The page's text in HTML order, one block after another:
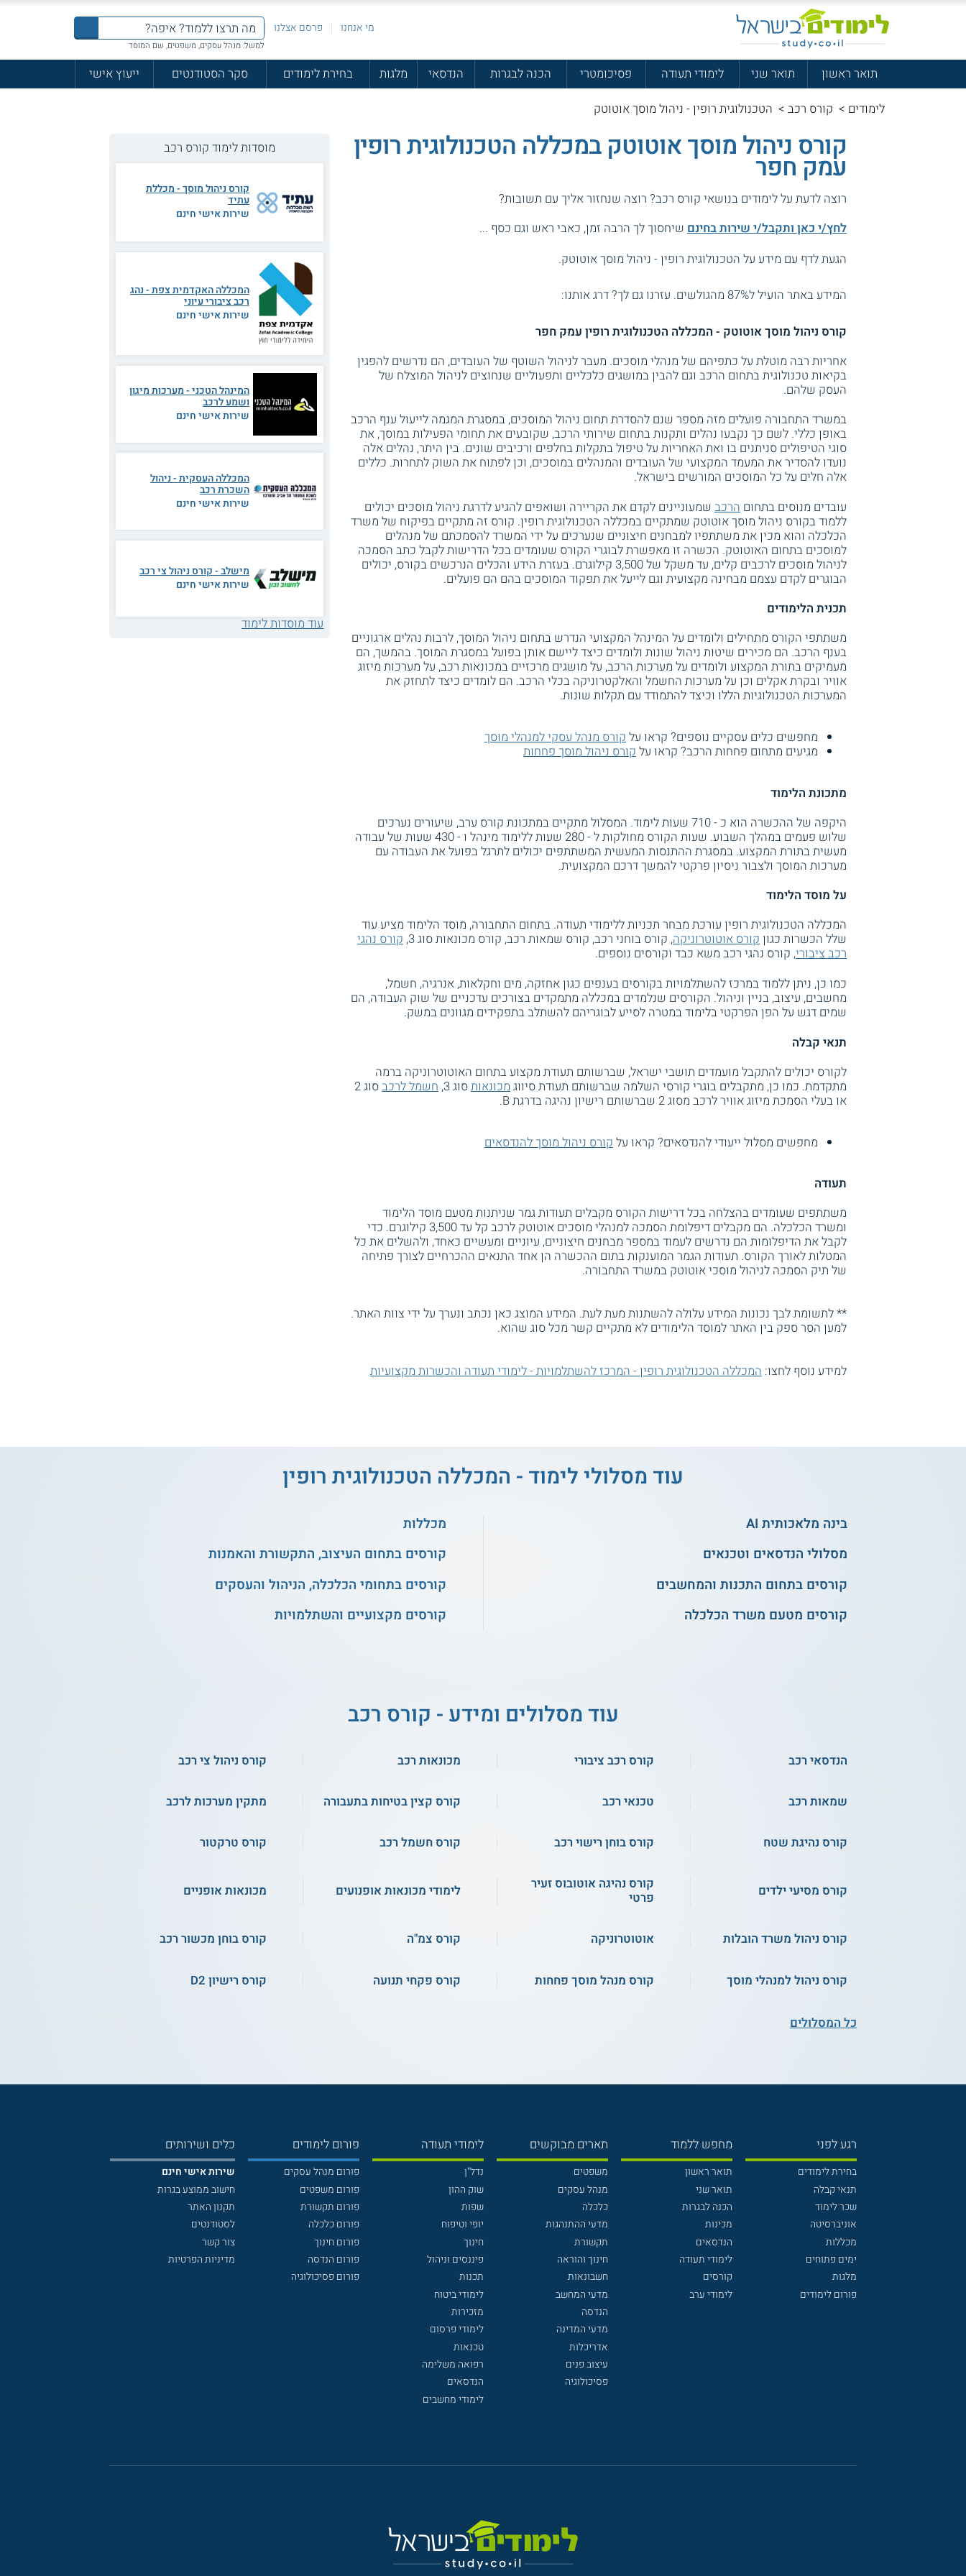
מי אנחנו פרסם אצלנו
למשל: מנהל עסקים, משפטים, שם המוסד
תואר ראשון תואר שני לימודי תעודה פסיכומטרי הכנה לבגרות הנדסאי מלגות בחירת לימודים סקר הסטודנטים
ייעוץ אישי
לימודים > קורס רכב > הטכנולוגית רופין - ניהול מוסך אוטוטק
קורס ניהול מוסך אוטוטק במכללה הטכנולוגית רופין
עמק חפר
רוצה לדעת על לימודים בנושאי קורס רכב? רוצה שנחזור אליך עם תשובות?
לחץ/י כאן ותקבל/י שירות בחינם שיחסוך לך הרבה זמן, כאבי ראש וגם כסף ...
הגעת לדף עם מידע על הטכנולוגית רופין - ניהול מוסך אוטוטק.
המידע באתר הועיל ל87% מהגולשים.
עזרנו גם לך? דרג אותנו:
קורס ניהול מוסך אוטוטק - המכללה הטכנולוגית רופין עמק חפר
אחריות רבה מוטלת על כתפיהם של מנהלי מוסכים. מעבר לניהול השוטף של העובדים, הם נדרשים להפגין
בקיאות טכנולוגית בתחום הרכב וגם להבין במושגים כלכליים ותפעוליים שנחוצים לניהול המוצלח של
העסק שלהם.
במשרד התחבורה פועלים מזה מספר שנם להסדרת תחום ניהול המוסכים, במסגרת המגמה לייעול ענף הרכב
באופן כללי. לשם כך נקבעו נהלים ותקנות בתחום שירותי הרכב, שקובעים את תחומי הפעילות במוסך, את
סוגי הטיפולים סניתנים בו ואת האחריות על טיפול בתקלות בחלפים ורכיבים שונים. בין היתר, נהלים אלה
נועדו להסדיר את המעמד המקצועי של העובדים והמנהלים במוסכים, וכן לפתוח את השוק לתחרות. כללים
אלה חלים על כל המוסכים המורשים בישראל.
עובדים מנוסים בתחום הרכב שמעוניינים לקדם את הקריירה ושואפים להגיע לדרגת ניהול מוסכים יכולים
ללמוד בקורס ניהול מוסך אוטוטק שמתקיים במכללה הטכנולוגית רופין. קורס זה מתקיים בפיקוח של משרד
הכלכלה והוא מכין את משתתפיו למבחנים חיצוניים שנערכים על ידי המשרד להסמכתם של מנהלים
למוסכים בתחום האוטוטק. הכשרה זו מאפשרת לבוגרי הקורס שעומדים בכל הדרישות לקבל כתב הסמכה
לניהול מוסכים לרכבים קלים, עד משקל של 3,500 קילוגרם. בעזרת הידע והכלים הנרכשים בקורס, יכולים
הבוגרים לקדם עצמם מבחינה מקצועית וגם לייעל את תפקוד המוסכים בהם הם פועלים.
תכנית הלימודים
משתתפי הקורס מתחילים ולומדים על המינהל המקצועי הנדרש בתחום ניהול המוסך, לרבות נהלים ארגוניים
בענף הרכב. הם מכירים שיטות ניהול שונות ולומדים כיצד ליישם אותן בפועל במסגרת המוסך. בהמשך, הם
מעמיקים בתורת המקצוע ולומדים על מערכות הרכב, על מושגים מרכזיים במכונאות רכב, על מערכות מיזוג
אוויר ובקרת אקלים וכן על מערכות החשמל והאלקטרוניקה בכלי הרכב. הם לומדים כיצד לתחזק את
המערכות הטכנולוגיות הללו וכיצד להתמודד עם תקלות שונות.
מחפשים כלים עסקיים נוספים? קראו עלקורס מנהל עסקי למנהלי מוסך
מגיעים מתחום פחחות הרכב? קראו עלקורס ניהול מוסך פחחות
מתכונת הלימוד
היקפה של ההכשרה הוא כ - 710 שעות לימוד. המסלול מתקיים במתכונת קורס ערב, שיעורים נערכים
שלוש פעמים במהלך השבוע. שעות הקורס מחולקות ל - 280 שעות ללימוד מינהל ו - 430 שעות של עבודה
מעשית בתורת המקצוע. במסגרת ההתנסות המעשית המשתתפים יכולים לתרגל בפועל את העבודה עם
מערכות המוסך ולצבור ניסיון פרקטי להמשך דרכם המקצועית.
על מוסד הלימוד
המכללה הטכנולוגית רופין עורכת מבחר תכניות ללימודי תעודה. בתחום התחבורה, מוסד הלימוד מציע עוד
שלל הכשרות כגון קורס אוטוטרוניקה, קורס בוחני רכב, קורס שמאות רכב, קורס מכונאות סוג 3,
קורס נהגי
רכב ציבורי, קורס נהגי רכב משא כבד וקורסים נוספים.
כמו כן, ניתן ללמוד במרכז להשתלמויות בקורסים בענפים כגון אחזקה, מים וחקלאות, אנרגיה, חשמל,
מחשבים, עיצוב, בניין וניהול. הקורסים שנלמדים במכללה מתמקדים בצורכים עדכניים של שוק העבודה, הם
שמים דגש על הפן הפרקטי בלימוד במטרה לסייע לבוגריהם להשתלב בתפקידים מגוונים במשק.
תנאי קבלה
לקורס יכולים להתקבל מועמדים תושבי ישראל, שברשותם תעודת מקצוע בתחום האוטוטרוניקה ברמה
מתקדמת. כמו כן, מתקבלים בוגרי קורסי השלמה שברשותם תעודת סיווג מכונאותסוג 3, חשמל לרכב
סוג 2
או בעלי הסמכת מיזוג אוויר לרכב מסוג 2 שברשותם רישיון נהיגה בדרגת B.
מחפשים מסלול ייעודי להנדסאים? קראו על קורס ניהול מוסך להנדסאים
תעודה
משתתפים שעומדים בהצלחה בכל דרישות הקורס מקבלים תעודות גמר שניתנות מטעם מוסד הלימוד
ומשרד הכלכלה. הם מקבלים דיפלומת הסמכה למנהלי מוסכים אוטוטק לרכב קל עד 3,500 קילוגרם. כדי
לקבל את הדיפלומות הם נדרשים לעמוד במספר מבחנים חיצוניים, עיוניים ומעשיים כאחד, ולהשלים את כל
המטלות לאורך הקורס. תעודות הגמר המוענקות בתום ההכשרה הן אחד התנאים ההכרחיים לצורך פתיחה
של תיק הסמכה לניהול מוסכי אוטוטק במשרד התחבורה.
** לתשומת לבך נכונות המידע עלולה להשתנות מעת לעת. המידע המוצג כאן נכתב ונערך על ידי צוות האתר.
למען הסר ספק בין האתר למוסד הלימודים לא מתקיים קשר מכל סוג שהוא.
למידע נוסף לחצו: המכללה הטכנולוגית רופין - המרכז להשתלמויות - לימודי תעודה והכשרות מקצועיות
מוסדות לימוד קורס רכב
קורס ניהול מוסך - מכללת
עתיד
שירות אישי חינם
המכללה האקדמית צפת - נהג
רכב ציבורי עיוני
שירות אישי חינם
המינהל הטכני - מערכות מיגון
ושמע לרכב
שירות אישי חינם
המכללה העסקית - ניהול
השכרת רכב
שירות אישי חינם
מישלב - קורס ניהול צי רכב
שירות אישי חינם
עוד מוסדות לימוד
עוד מסלולי לימוד - המכללה הטכנולוגית רופין
בינה מלאכותית AI
מסלולי הנדסאים וטכנאים
קורסים בתחום התכנות והמחשבים
קורסים מטעם משרד הכלכלה
מכללות
קורסים בתחום העיצוב, התקשורת והאמנות
קורסים בתחומי הכלכלה, הניהול והעסקים
קורסים מקצועיים והשתלמויות
עוד מסלולים ומידע - קורס רכב
הנדסאי רכב קורס רכב ציבורי מכונאות רכב קורס ניהול צי רכב
שמאות רכב טכנאי רכב קורס קצין בטיחות בתעבורה מתקין מערכות לרכב
קורס נהיגת שטח קורס בוחן רישוי רכב קורס חשמל רכב קורס טרקטור
קורס מסיעי ילדים
קורס נהיגה אוטובוס זעיר
פרטי
לימודי מכונאות אופנועים מכונאות אופניים
קורס ניהול משרד הובלות אוטוטרוניקה קורס צמ"ה קורס בוחן מכשור רכב
קורס ניהול למנהלי מוסך קורס מנהל מוסך פחחות קורס פקחי תנועה קורס רישיון D2
כל המסלולים
רגע לפני
בחירת לימודים
תנאי קבלה
שכר לימוד
אוניברסיטה
מכללות
ימים פתוחים
מלגות
פורום לימודים
מחפש ללמוד
תואר ראשון
תואר שני
הכנה לבגרות
מכינות
הנדסאים
לימודי תעודה
קורסים
לימודי ערב
תארים מבוקשים
משפטים
מנהל עסקים
כלכלה
מדעי ההתנהגות
תקשורת
חינוך והוראה
חשבונאות
מדעי המחשב
הנדסה
מדעי המדינה
אדריכלות
עיצוב פנים
פסיכולוגיה
לימודי תעודה
נדל"ן
שוק ההון
שפות
יופי וטיפוח
חינוך
פיננסים וניהול
תכנות
לימודי ביטוח
מזכירות
לימודי פרסום
טכנאות
רפואה משלימה
הנדסאים
לימודי מחשבים
פורום לימודים
פורום מנהל עסקים
פורום משפטים
פורום תקשורת
פורום כלכלה
פורום חינוך
פורום הנדסה
פורום פסיכולוגיה
כלים ושירותים
שירות אישי חינם
חישוב ממוצע בגרות
תקנון האתר
לסטודנטים
צור קשר
מדיניות הפרטיות